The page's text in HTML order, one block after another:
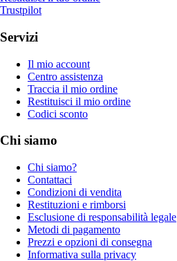
Trustpilot
Servizi
Il mio account
Centro assistenza
Traccia il mio ordine
Restituisci il mio ordine
Codici sconto
Chi siamo
Chi siamo?
Contattaci
Condizioni di vendita
Restituzioni e rimborsi
Esclusione di responsabilità legale
Metodi di pagamento
Prezzi e opzioni di consegna
Informativa sulla privacy